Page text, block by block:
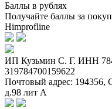
Баллы в рублях
Получайте баллы за
Himprofline
ИП Кузьмин C. Г. ИНН
319784700159622
Почтовый адрес: 194356,
д.98 лит А